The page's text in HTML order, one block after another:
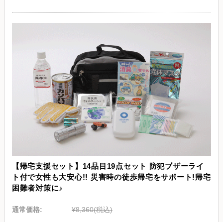
【帰宅支援セット】14品目19点セット 防犯ブザーライ
ト付で女性も大安心!! 災害時の徒歩帰宅をサポート!帰宅
困難者対策に♪
通常価格: ¥8,360(税込)